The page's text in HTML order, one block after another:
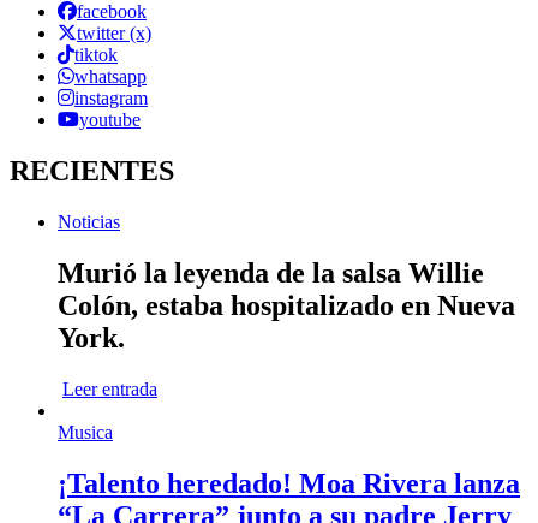
facebook
twitter (x)
tiktok
whatsapp
instagram
youtube
RECIENTES
Noticias
Murió la leyenda de la salsa Willie
Colón, estaba hospitalizado en Nueva
York.
Leer entrada
Musica
¡Talento heredado! Moa Rivera lanza
“La Carrera” junto a su padre Jerry